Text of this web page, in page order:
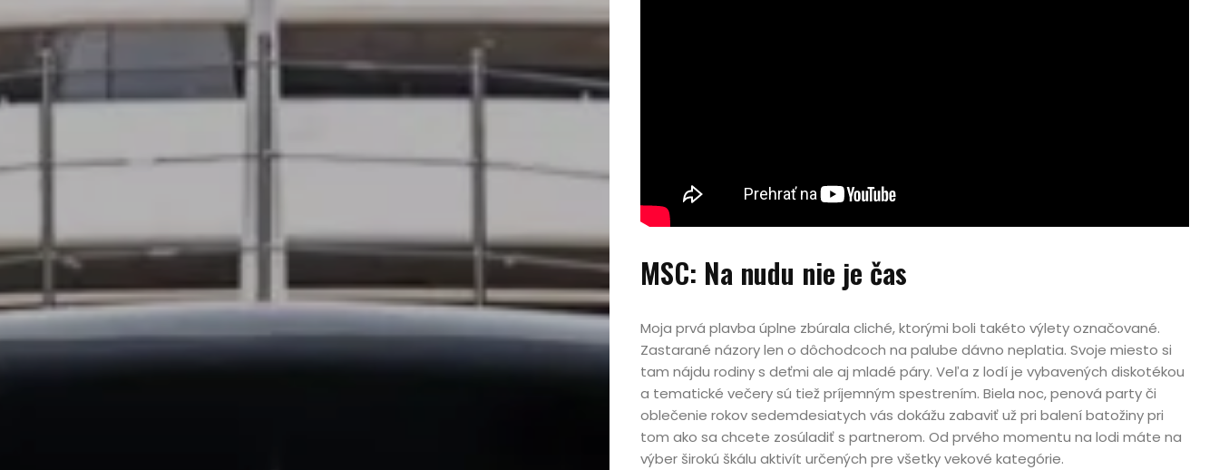
motorky,
Bývanie,
domácnosť
Cestovanie
Kultúra
MSC: Na nudu nie je čas
Moja prvá plavba úplne zbúrala cliché, ktorými boli takéto výlety označované.
Zastarané názory len o dôchodcoch na palube dávno neplatia. Svoje miesto si
tam nájdu rodiny s deťmi ale aj mladé páry. Veľa z lodí je vybavených diskotékou
a tematické večery sú tiež príjemným spestrením. Biela noc, penová party či
oblečenie rokov sedemdesiatych vás dokážu zabaviť už pri balení batožiny pri
tom ako sa chcete zosúladiť s partnerom. Od prvého momentu na lodi máte na
výber širokú škálu aktivít určených pre všetky vekové kategórie.